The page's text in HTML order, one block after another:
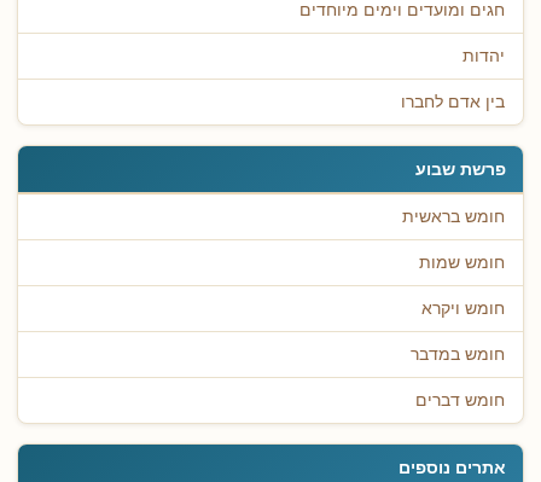
חגים ומועדים וימים מיוחדים
יהדות
בין אדם לחברו
פרשת שבוע
חומש בראשית
חומש שמות
חומש ויקרא
חומש במדבר
חומש דברים
אתרים נוספים